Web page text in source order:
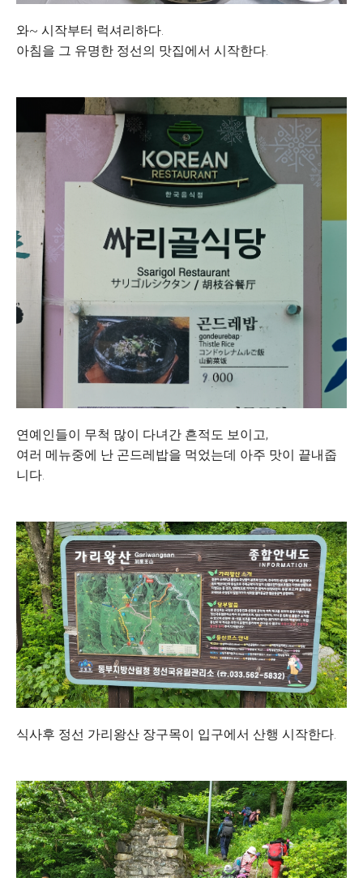
와~ 시작부터 럭셔리하다.
아침을 그 유명한 정선의 맛집에서 시작한다.
연예인들이 무척 많이 다녀간 흔적도 보이고,
여러 메뉴중에 난 곤드레밥을 먹었는데 아주 맛이 끝내줍
니다.
식사후 정선 가리왕산 장구목이 입구에서 산행 시작한다.